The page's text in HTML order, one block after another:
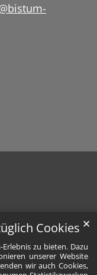
Cookies
zu bieten. Dazu
unserer Website
wir auch Cookies,
✕